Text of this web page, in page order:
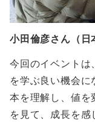
小田倫彦さん（日
今回のイベントは
を学ぶ良い機会
本を理解し、値を
を見て、成長を